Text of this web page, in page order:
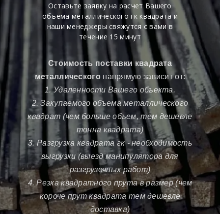
Оставьте заявку на расчет Вашего
объема металлического гк квадрата и
наши менеджеры свяжутся с вами в
течение 15 минут
Стоимость поставки квадрата
металлического напрямую зависит от:
1. Удаленности Вашего объекта.
2. Закупаемого объема металлического
квадрат (чем больше объем, тем дешевле
тонна квадрата)
3. Разгрузка квадрата гк - необходимость
выгрузки (выезд манипулятора для
разгрузочных работ)
4. Резка квадратного прута в размер (чем
короче прут квадрата тем дешевле
доставка)